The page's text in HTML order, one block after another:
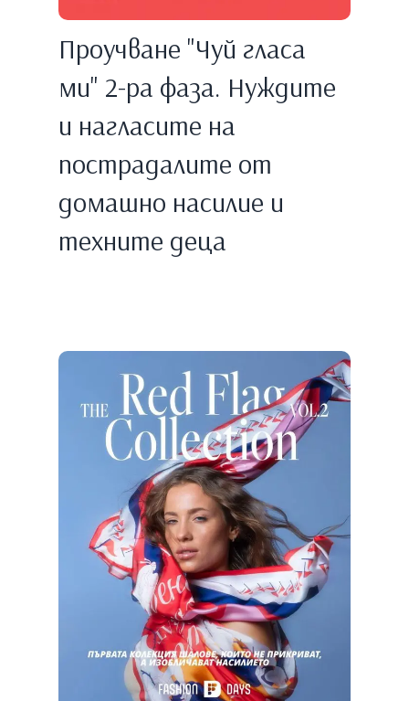
Проучване "Чуй гласа
ми" 2-ра фаза. Нуждите
и нагласите на
пострадалите от
домашно насилие и
техните деца